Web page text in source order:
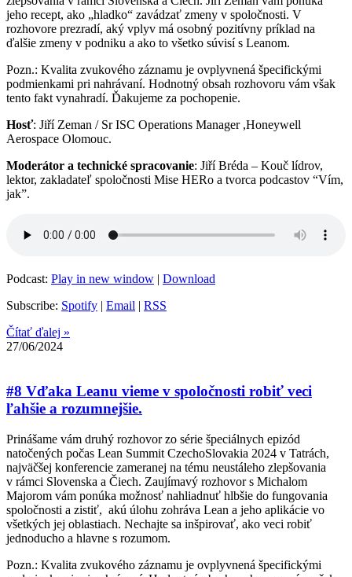
jeho recept, ako „hladko“ zavádzať zmeny v spoločnosti. V
rozhovore prezradí, aký vplyv má osobný pozitívny príklad na
ďalšie zmeny v podniku a ako to všetko súvisí s Leanom.
Pozn.: Kvalita zvukového záznamu je ovplyvnená špecifickými
podmienkami pri nahrávaní. Hodnotný obsah rozhovoru vám však
tento fakt vynahradí. Ďakujeme za pochopenie.
Hosť: Jiří Zeman / Sr ISC Operations Manager ,Honeywell
Aerospace Olomouc.
Moderátor a technické spracovanie: Jiří Bréda – Kouč lídrov,
lektor, zakladateľ spoločnosti Mise HERo a tvorca podcastov “Vím,
jak”.
Podcast: Play in new window
Download
Subscribe: Spotify Email
RSS
Čítať ďalej »
27/06/2024
#8 Vďaka Leanu vieme v spoločnosti robiť veci
ľahšie a rozumnejšie.
Prinášame vám druhý rozhovor zo série špeciálnych epizód
natočených počas Lean Summit CzechoSlovakia 2024 v Tatrách,
najväčšej konferencie zameranej na tému neustáleho zlepšovania
v rámci Slovenska a Čiech. Zaujímavý rozhovor s Michalom
Majorom vám ponúka možnosť nahliadnuť hlbšie do fungovania
spoločnosti a zistiť, akú úlohu zohráva Lean a jeho aplikácie vo
všetkých jej oblastiach. Nechajte sa inšpirovať, ako veci robiť
jednoducho a hlavne s rozumom.
Pozn.: Kvalita zvukového záznamu je ovplyvnená špecifickými